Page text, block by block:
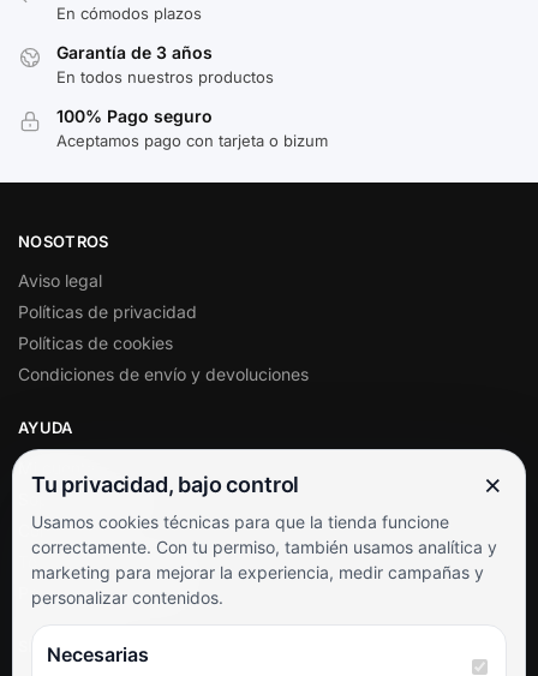
En cómodos plazos
Garantía de 3 años
En todos nuestros productos
100% Pago seguro
Aceptamos pago con tarjeta o bizum
NOSOTROS
Aviso legal
Políticas de privacidad
Políticas de cookies
Condiciones de envío y devoluciones
AYUDA
Soporte al cliente
Contacto
Términos y condiciones
Preguntas frecuentes
SÍGUENOS
Tu privacidad, bajo control ×
Usamos cookies técnicas para que la tienda funcione
correctamente. Con tu permiso, también usamos analítica y
marketing para mejorar la experiencia, medir campañas y
personalizar contenidos.
Necesarias